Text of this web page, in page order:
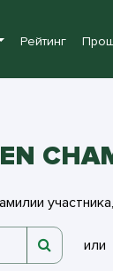
Рейтинг
или